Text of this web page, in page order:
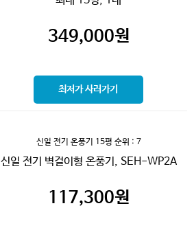
349,000원
최저가 사러가기
신일 전기 온풍기 15평 순위 : 7
신일 전기 벽걸이형 온풍기, SEH-WP2A
117,300원